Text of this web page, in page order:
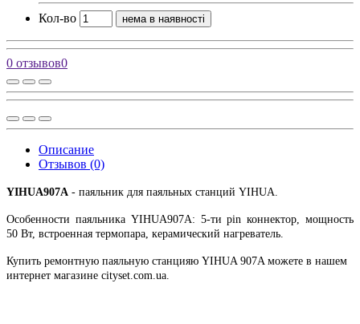
Кол-во нема в наявності
0 отзывов0
Описание
Отзывов (0)
YIHUA907A - паяльник для паяльных станций YIHUA.
Особенности паяльника YIHUA907A: 5-ти pin коннектор, мощность
50 Вт, встроенная термопара, керамический нагреватель.
Купить ремонтную паяльную станцияю YIHUA 907A можете в нашем
интернет магазине cityset.com.ua.